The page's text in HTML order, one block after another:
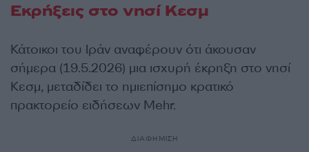
Εκρήξεις στο νησί Κεσμ
Κάτοικοι του Ιράν αναφέρουν ότι άκουσαν
σήμερα (19.5.2026) μια ισχυρή έκρηξη στο νησί
Κεσμ, μεταδίδει το ημιεπίσημο κρατικό
πρακτορείο ειδήσεων Mehr.
ΔΙΑΦΗΜΙΣΗ